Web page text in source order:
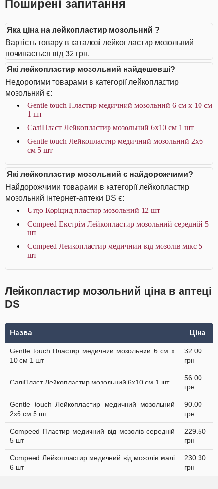
Поширені запитання
Яка ціна на лейкопластир мозольний ?
Вартість товару в каталозі лейкопластир мозольний
починається від 32 грн.
Які лейкопластир мозольний найдешевші?
Недорогими товарами в категорії лейкопластир
мозольний є:
Gentle touch Пластир медичний мозольний 6 см х 10 см
1 шт
СаліПласт Лейкопластир мозольний 6х10 см 1 шт
Gentle touch Лейкопластир медичний мозольний 2х6
см 5 шт
Які лейкопластир мозольний є найдорожчими?
Найдорожчими товарами в категорії лейкопластир
мозольний інтернет-аптеки DS є:
Urgo Коріцид пластир мозольний 12 шт
Compeed Екстрім Лейкопластир мозольний середній 5
шт
Compeed Лейкопластир медичний від мозолів мікс 5
шт
Лейкопластир мозольний ціна в аптеці
DS
Назва Ціна
Gentle touch Пластир медичний мозольний 6 см х
10 см 1 шт
32.00
грн
СаліПласт Лейкопластир мозольний 6х10 см 1 шт
56.00
грн
Gentle touch Лейкопластир медичний мозольний
2х6 см 5 шт
90.00
грн
Compeed Пластир медичний від мозолів середній
5 шт
229.50
грн
Compeed Лейкопластир медичний від мозолів малі
6 шт
230.30
грн